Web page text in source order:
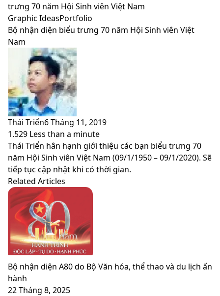
skin
trưng 70 năm Hội Sinh viên Việt Nam
Graphic IdeasPortfolio
Bộ nhận diện biểu trưng 70 năm Hội Sinh viên Việt
Nam
Thái Triển6 Tháng 11, 2019
1.529 Less than a minute
Facebook
X
LinkedIn
Pinterest
Messenger
Messenger
WhatsApp
Telegram
Viber
Share
via
Email
Print
Thái Triển hân hạnh giới thiệu các bạn biểu trưng 70
năm Hội Sinh viên Việt Nam (09/1/1950 – 09/1/2020). Sẽ
tiếp tục cập nhật khi có thời gian.
Related Articles
Bộ nhận diện A80 do Bộ Văn hóa, thể thao và du lịch ấn
hành
22 Tháng 8, 2025